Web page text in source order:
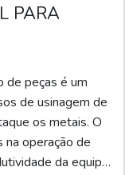
PARA
de peças é um
de usinagem de
os metais. O
operação de
da equipe